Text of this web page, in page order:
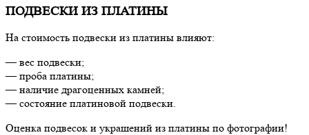
ПОДВЕСКИ ИЗ ПЛАТИНЫ
На стоимость подвески из платины влияют:
— вес подвески;
— проба платины;
— наличие драгоценных камней;
— состояние платиновой подвески.
Оценка подвесок и украшений из платины по фотографии!